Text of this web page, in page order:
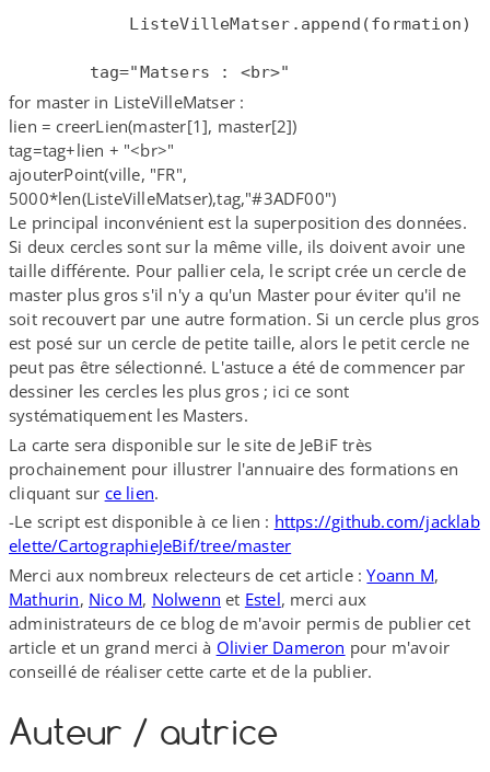
            ListeVilleMatser.append(formation)
        tag="Matsers : <br>"
for master in ListeVilleMatser :
lien = creerLien(master[1], master[2])
tag=tag+lien + "<br>"
ajouterPoint(ville, "FR",
5000*len(ListeVilleMatser),tag,"#3ADF00")
Le principal inconvénient est la superposition des données.
Si deux cercles sont sur la même ville, ils doivent avoir une
taille différente. Pour pallier cela, le script crée un cercle de
master plus gros s'il n'y a qu'un Master pour éviter qu'il ne
soit recouvert par une autre formation. Si un cercle plus gros
est posé sur un cercle de petite taille, alors le petit cercle ne
peut pas être sélectionné. L'astuce a été de commencer par
dessiner les cercles les plus gros ; ici ce sont
systématiquement les Masters.
La carte sera disponible sur le site de JeBiF très
prochainement pour illustrer l'annuaire des formations en
cliquant sur ce lien.
-Le script est disponible à ce lien : https://​github​.com/​j​a​c​k​l​a​b​
e​l​e​t​t​e​/​C​a​r​t​o​g​r​a​p​h​i​e​J​e​B​i​f​/​t​r​e​e​/​m​a​s​ter
Merci aux nombreux relecteurs de cet article :Yoann M,
Mathurin, Nico M, Nolwenn et Estel, merci aux
administrateurs de ce blog de m'avoir permis de publier cet
article et un grand merci à Olivier Dameron pour m'avoir
conseillé de réaliser cette carte et de la publier.
Auteur /​ autrice